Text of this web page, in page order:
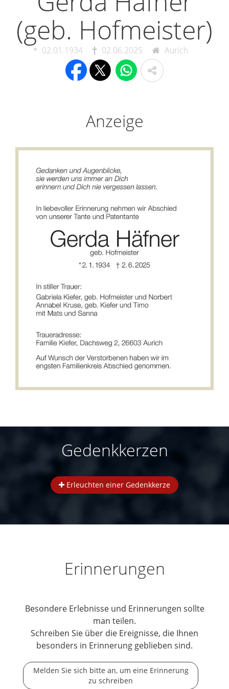
(geb. Hofmeister)
02.01.1934 02.06.2025 Aurich
Anzeige
Gedenkkerzen
Erleuchten einer Gedenkkerze
Erinnerungen
Besondere Erlebnisse und Erinnerungen sollte
man teilen.
Schreiben Sie über die Ereignisse, die Ihnen
besonders in Erinnerung geblieben sind.
Melden Sie sich bitte an, um eine Erinnerung
zu schreiben